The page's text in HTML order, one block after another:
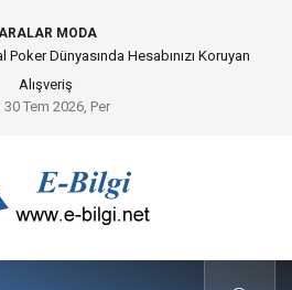
MODA
Peyzaj Mimarisindeki Hayati Rolü
30 Tem 2026, Per